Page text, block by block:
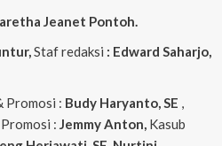
Jeanet Pontoh.
Staf redaksi : Edward Saharjo,
Promosi : Budy Haryanto, SE ,
: Jemmy Anton, Kasub